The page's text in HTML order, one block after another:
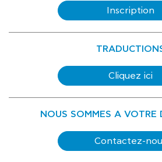
Inscription
Cliquez ici
NOUS SOMMES A VOTRE
Contactez-